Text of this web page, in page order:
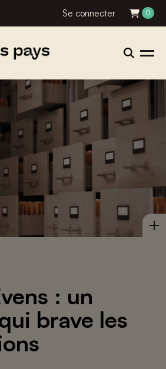
Se connecter 0
: un
brave les